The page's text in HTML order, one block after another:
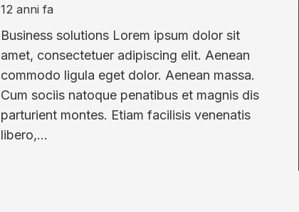
12 anni fa
Business solutions Lorem ipsum dolor sit
amet, consectetuer adipiscing elit. Aenean
commodo ligula eget dolor. Aenean massa.
Cum sociis natoque penatibus et magnis dis
parturient montes. Etiam facilisis venenatis
libero,…